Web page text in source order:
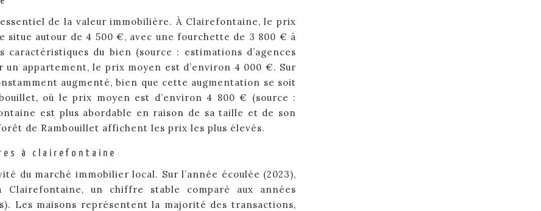
de la valeur immobilière. À Clairefontaine, le prix
situe autour de 4 500 €, avec une fourchette de 3 800 € à
du bien (source : estimations d’agences
un appartement, le prix moyen est d’environ 4 000 €. Sur
augmenté, bien que cette augmentation se soit
où le prix moyen est d’environ 4 800 € (source :
est plus abordable en raison de sa taille et de son
de Rambouillet affichent les prix les plus élevés.
à clairefontaine
du marché immobilier local. Sur l’année écoulée (2023),
un chiffre stable comparé aux années
Les maisons représentent la majorité des transactions,